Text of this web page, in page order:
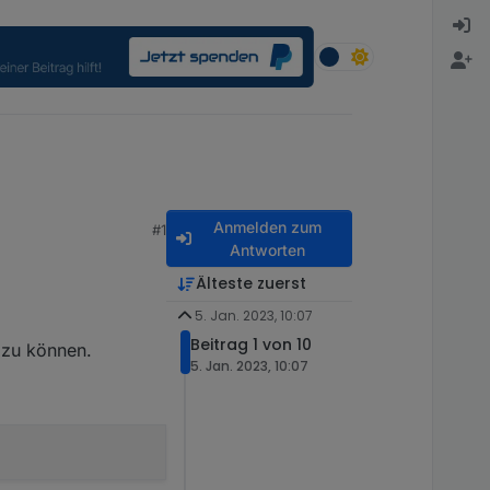
#1
können.
Anmelden zum
Antworten
Älteste zuerst
5. Jan. 2023, 10:07
Beitrag 1 von 10
5. Jan. 2023, 10:07